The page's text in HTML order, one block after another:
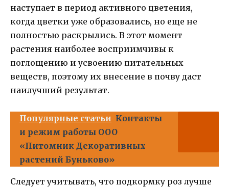
наступает в период активного цветения,
когда цветки уже образовались, но еще не
полностью раскрылись. В этот момент
растения наиболее восприимчивы к
поглощению и усвоению питательных
веществ, поэтому их внесение в почву даст
наилучший результат.
Популярные статьи Контакты
и режим работы ООО
«Питомник Декоративных
растений Буньково»
Следует учитывать, что подкормку роз лучше